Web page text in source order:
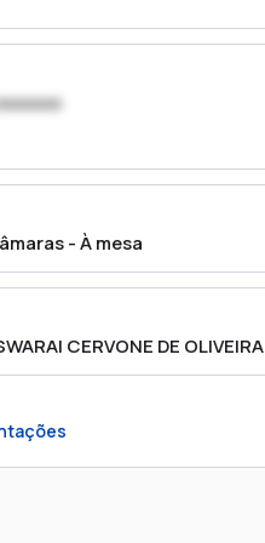
- À mesa
CERVONE DE OLIVEIRA